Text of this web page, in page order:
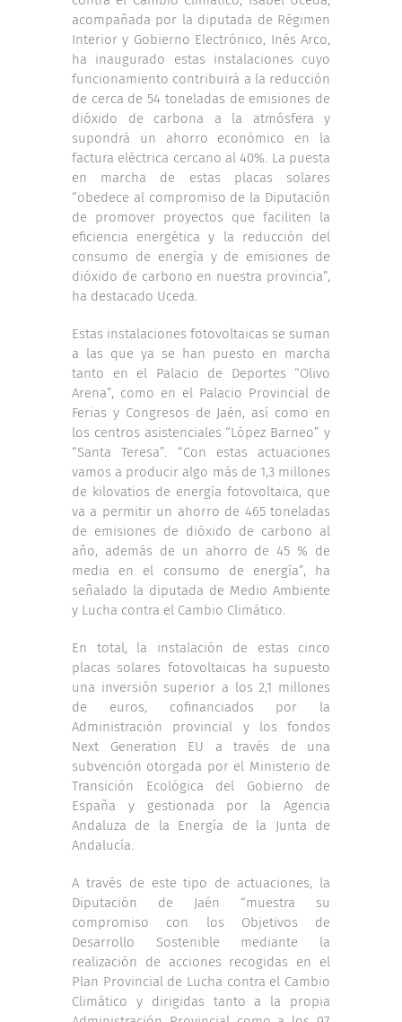
acompañada por la diputada de Régimen
Interior y Gobierno Electrónico, Inés Arco,
ha inaugurado estas instalaciones cuyo
funcionamiento contribuirá a la reducción
de cerca de 54 toneladas de emisiones de
dióxido de carbona a la atmósfera y
supondrá un ahorro económico en la
factura eléctrica cercano al 40%. La puesta
en marcha de estas placas solares
“obedece al compromiso de la Diputación
de promover proyectos que faciliten la
eficiencia energética y la reducción del
consumo de energía y de emisiones de
dióxido de carbono en nuestra provincia”,
ha destacado Uceda.
Estas instalaciones fotovoltaicas se suman
a las que ya se han puesto en marcha
tanto en el Palacio de Deportes “Olivo
Arena”, como en el Palacio Provincial de
Ferias y Congresos de Jaén, así como en
los centros asistenciales “López Barneo” y
“Santa Teresa”. “Con estas actuaciones
vamos a producir algo más de 1,3 millones
de kilovatios de energía fotovoltaica, que
va a permitir un ahorro de 465 toneladas
de emisiones de dióxido de carbono al
año, además de un ahorro de 45 % de
media en el consumo de energía”, ha
señalado la diputada de Medio Ambiente
y Lucha contra el Cambio Climático.
En total, la instalación de estas cinco
placas solares fotovoltaicas ha supuesto
una inversión superior a los 2,1 millones
de euros, cofinanciados por la
Administración provincial y los fondos
Next Generation EU a través de una
subvención otorgada por el Ministerio de
Transición Ecológica del Gobierno de
España y gestionada por la Agencia
Andaluza de la Energía de la Junta de
Andalucía.
A través de este tipo de actuaciones, la
Diputación de Jaén “muestra su
compromiso con los Objetivos de
Desarrollo Sostenible mediante la
realización de acciones recogidas en el
Plan Provincial de Lucha contra el Cambio
Climático y dirigidas tanto a la propia